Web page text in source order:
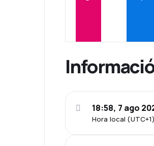
Hora local (UTC+1)
18:58, 7 ago